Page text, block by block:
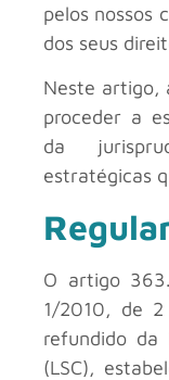
pelos nossos
dos seus
Neste artigo,
proceder a
da
estratégicas
O artigo
1/2010, de
refundido da
(LSC),